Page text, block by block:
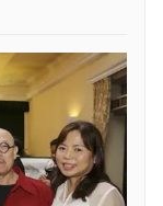
483/GP-BTTTT
Quốc Thắng,
932